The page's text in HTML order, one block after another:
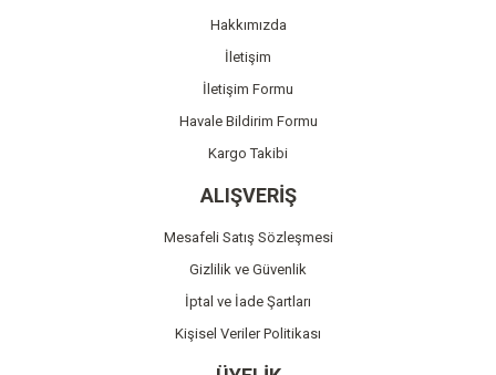
Ürün bilgilerinde hatalar bulunuyor.
Ürün fiyatı diğer sitelerden daha pahalı.
Bu ürüne benzer farklı alternatifler olmalı.
Gönder
Hakkımızda
İletişim
İletişim Formu
Havale Bildirim Formu
Kargo Takibi
ALIŞVERİŞ
Mesafeli Satış Sözleşmesi
Gizlilik ve Güvenlik
İptal ve İade Şartları
Kişisel Veriler Politikası